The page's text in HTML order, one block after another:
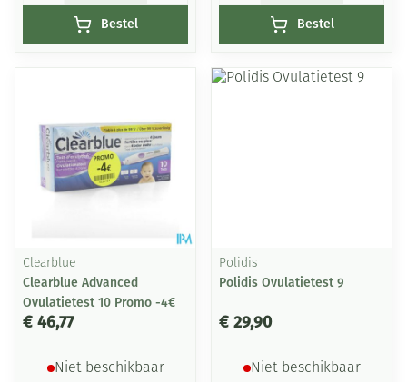
Bestel Bestel
Clearblue
Clearblue Advanced
Ovulatietest 10 Promo -4€
€ 46,77
Niet beschikbaar
Polidis
Polidis Ovulatietest 9
€ 29,90
Niet beschikbaar